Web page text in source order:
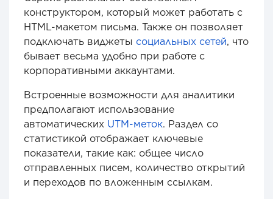
конструктором, который может работать с
HTML-макетом письма. Также он позволяет
подключать виджеты социальных сетей, что
бывает весьма удобно при работе с
корпоративными аккаунтами.
Встроенные возможности для аналитики
предполагают использование
автоматических UTM-меток. Раздел со
статистикой отображает ключевые
показатели, такие как: общее число
отправленных писем, количество открытий
и переходов по вложенным ссылкам.